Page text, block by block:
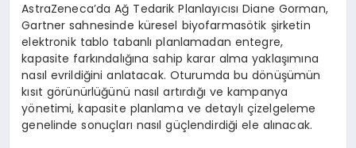
AstraZeneca’da Ağ Tedarik PlanlayıcısıDiane Gorman,
Gartner sahnesinde küresel biyofarmasötik şirketin
elektronik tablo tabanlıplanlamadan entegre,
kapasite farkındalığına sahip karar alma yaklaşımına
nasıl evrildiğini anlatacak. Oturumda bu dönüşümün
kısıt görünürlüğünü nasıl artırdığı ve kampanya
yönetimi, kapasite planlama ve detaylı çizelgeleme
genelinde sonuçları nasıl güçlendirdiği ele alınacak.